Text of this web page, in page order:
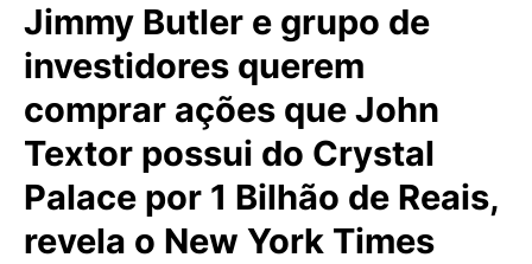
Jimmy Butler e grupo de
investidores querem
comprar ações que John
Textor possui do Crystal
Palace por 1 Bilhão de Reais,
revela o New York Times